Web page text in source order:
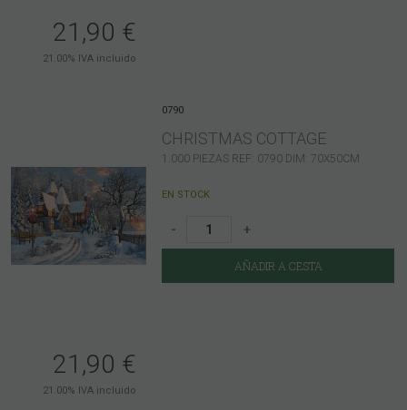
21,90 €
21.00% IVA incluido
21,90 €
21.00% IVA incluido
0790
CHRISTMAS COTTAGE
1.000 PIEZAS REF: 0790 DIM: 70X50CM
EN STOCK
- +
AÑADIR A CESTA